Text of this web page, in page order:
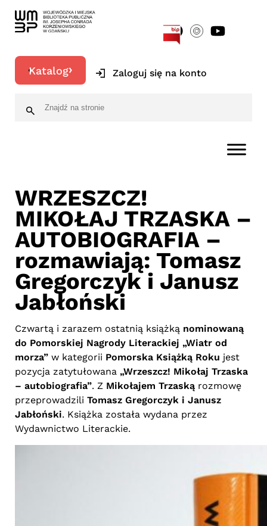
Katalog Zaloguj się na konto
WRZESZCZ!
MIKOŁAJ TRZASKA –
AUTOBIOGRAFIA –
rozmawiają: Tomasz
Gregorczyk i Janusz
Jabłoński
Czwartą i zarazem ostatnią książką nominowaną
do Pomorskiej Nagrody Literackiej „Wiatr od
morza” w kategorii Pomorska Książką Roku jest
pozycja zatytułowana „Wrzeszcz! Mikołaj Trzaska
– autobiografia”. Z Mikołajem Trzaską rozmowę
przeprowadzili Tomasz Gregorczyk i Janusz
Jabłoński. Książka została wydana przez
Wydawnictwo Literackie.